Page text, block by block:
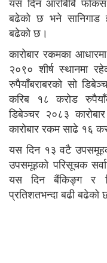
बढेको छ भने सानिगाड
बढेको छ।
कारोबार रकमका
२०९० शीर्ष स्थानमा
रुपैयाँबराबरको सो
करिब १८ करोड
डिबेञ्चर २०८३
कारोबार रकम साढे १६
यस दिन १३ वटै
उपसमूहको परिसूचक
यस दिन बैंकिङ्ग र
प्रतिशतभन्दा बढी बढेको